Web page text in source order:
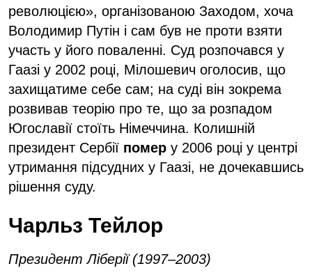
революцією», організованою Заходом, хоча
Володимир Путін і сам був не проти взяти
участь у його поваленні. Суд розпочався у
Гаазі у 2002 році, Мілошевич оголосив, що
захищатиме себе сам; на суді він зокрема
розвивав теорію про те, що за розпадом
Югославії стоїть Німеччина. Колишній
президент Сербії помер у 2006 році у центрі
утримання підсудних у Гаазі, не дочекавшись
рішення суду.
Чарльз Тейлор
Президент Ліберії (1997–2003)